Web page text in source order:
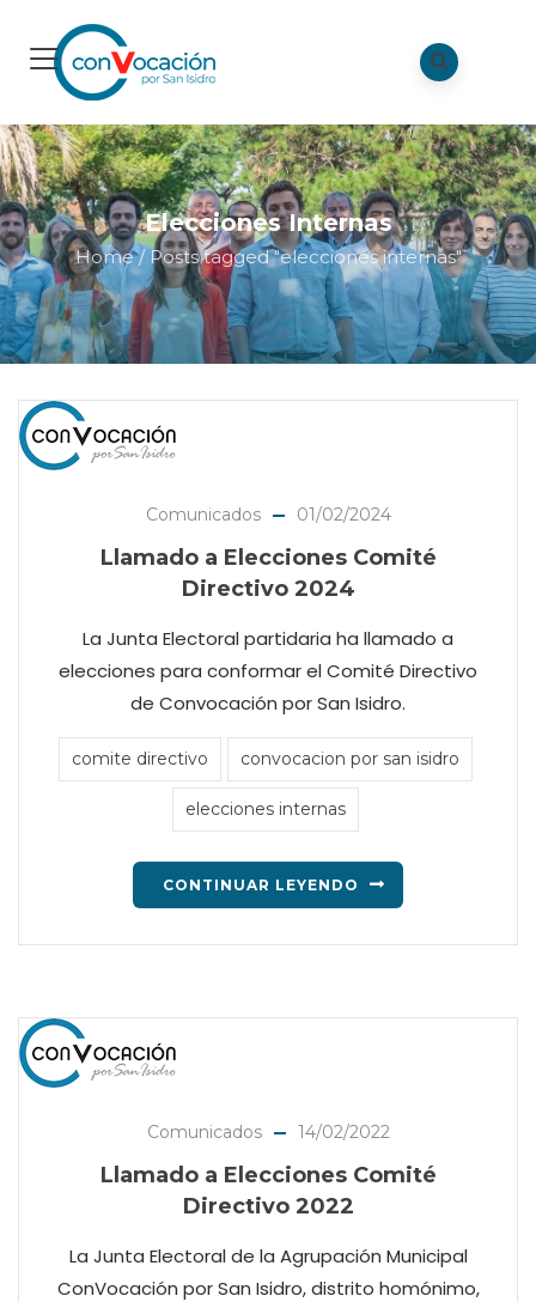
Elecciones Internas
Home/ Posts tagged "elecciones internas"
Comunicados 01/02/2024
Llamado a Elecciones Comité
Directivo 2024
La Junta Electoral partidaria ha llamado a
elecciones para conformar el Comité Directivo
de Convocación por San Isidro.
comite directivo convocacion por san isidro
elecciones internas
CONTINUAR LEYENDO
Comunicados 14/02/2022
Llamado a Elecciones Comité
Directivo 2022
La Junta Electoral de la Agrupación Municipal
ConVocación por San Isidro, distrito homónimo,